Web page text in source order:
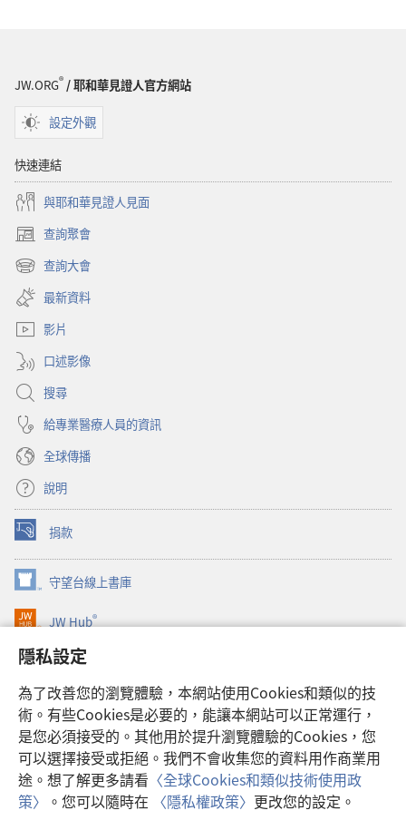
隱私設定
為了改善您的瀏覽體驗，本網站使用Cookies和類似的技
術。有些Cookies是必要的，能讓本網站可以正常運行，
是您必須接受的。其他用於提升瀏覽體驗的Cookies，您
可以選擇接受或拒絕。我們不會收集您的資料用作商業用
途。想了解更多請看 〈全球Cookies和類似技術使用政
策〉 。您可以隨時在 〈隱私權政策〉 更改您的設定。
JW.ORG® / 耶和華見證人官方網站
設定外觀
快速連結
與耶和華見證人見面
查詢聚會
（開
啟
新
視
窗）
查詢大會
（開
啟
新
視
窗）
最新資料
影片
口述影像
搜尋
給專業醫療人員的資訊
全球傳播
說明
捐款
（開
啟
新
視
窗）
守望台線上書庫
（開
啟
新
窗）
JW Hub®
（開
啟
新
視
窗）
JW Library®
Watchtower Library
Copyright© 2026 Watch Tower Bible and Tract Society of Pennsylvania.
使用條款 |隱私權政策| 隱私設定